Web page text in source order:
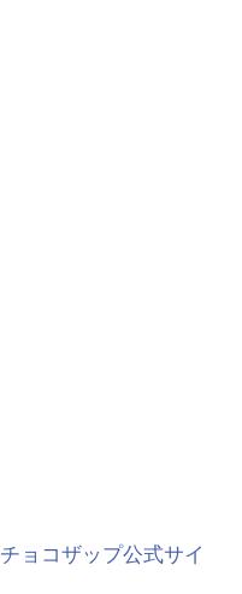
チョコザップ公式サイ